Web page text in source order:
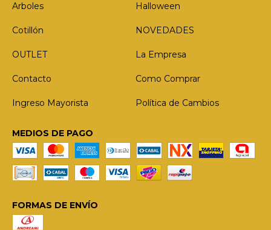
Arboles Halloween
Cotillón NOVEDADES
OUTLET La Empresa
Contacto Como Comprar
Ingreso Mayorista Política de Cambios
MEDIOS DE PAGO
FORMAS DE ENVÍO